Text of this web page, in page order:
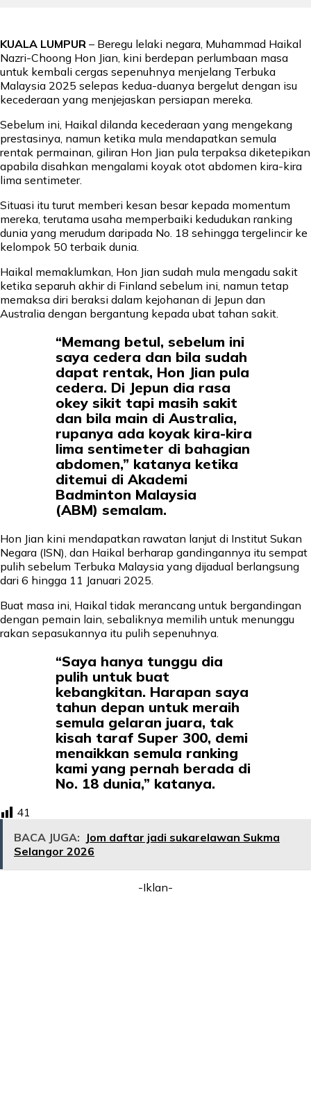
KUALA LUMPUR – Beregu lelaki negara, Muhammad Haikal
Nazri-Choong Hon Jian, kini berdepan perlumbaan masa
untuk kembali cergas sepenuhnya menjelang Terbuka
Malaysia 2025 selepas kedua-duanya bergelut dengan isu
kecederaan yang menjejaskan persiapan mereka.
Sebelum ini, Haikal dilanda kecederaan yang mengekang
prestasinya, namun ketika mula mendapatkan semula
rentak permainan, giliran Hon Jian pula terpaksa diketepikan
apabila disahkan mengalami koyak otot abdomen kira-kira
lima sentimeter.
Situasi itu turut memberi kesan besar kepada momentum
mereka, terutama usaha memperbaiki kedudukan ranking
dunia yang merudum daripada No. 18 sehingga tergelincir ke
kelompok 50 terbaik dunia.
Haikal memaklumkan, Hon Jian sudah mula mengadu sakit
ketika separuh akhir di Finland sebelum ini, namun tetap
memaksa diri beraksi dalam kejohanan di Jepun dan
Australia dengan bergantung kepada ubat tahan sakit.
“Memang betul, sebelum ini
saya cedera dan bila sudah
dapat rentak, Hon Jian pula
cedera. Di Jepun dia rasa
okey sikit tapi masih sakit
dan bila main di Australia,
rupanya ada koyak kira-kira
lima sentimeter di bahagian
abdomen,” katanya ketika
ditemui di Akademi
Badminton Malaysia
(ABM) semalam.
Hon Jian kini mendapatkan rawatan lanjut di Institut Sukan
Negara (ISN), dan Haikal berharap gandingannya itu sempat
pulih sebelum Terbuka Malaysia yang dijadual berlangsung
dari 6 hingga 11 Januari 2025.
Buat masa ini, Haikal tidak merancang untuk bergandingan
dengan pemain lain, sebaliknya memilih untuk menunggu
rakan sepasukannya itu pulih sepenuhnya.
“Saya hanya tunggu dia
pulih untuk buat
kebangkitan. Harapan saya
tahun depan untuk meraih
semula gelaran juara, tak
kisah taraf Super 300, demi
menaikkan semula ranking
kami yang pernah berada di
No. 18 dunia,” katanya.
41
BACA JUGA: Jom daftar jadi sukarelawan Sukma
Selangor 2026
-Iklan-